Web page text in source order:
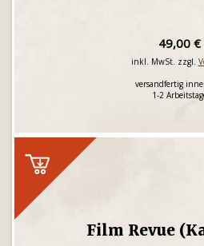
49,00 €
inkl. MwSt. zzgl.
versandfertig
1-2
Film Revue